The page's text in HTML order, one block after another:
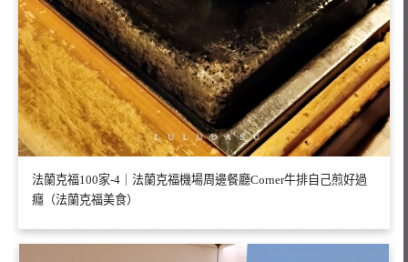
法蘭克福100家-4｜法蘭克福機場周邊餐廳Corner牛排自己煎好過
癮（法蘭克福美食）